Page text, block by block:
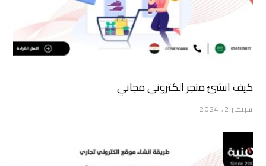
كيف انشئ متجر الكتروني مجاني
سبتمبر 2, 2024